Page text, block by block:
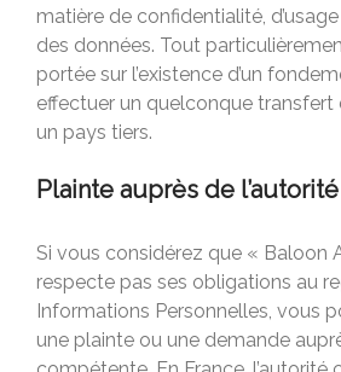
matière de confidentialité,
des données. Tout
portée sur l’existence d’un
effectuer un quelconque transfert
un pays tiers.
Plainte auprès de
Si vous considérez que « Baloon
respecte pas ses obligations au
Informations Personnelles, vous
une plainte ou une demande